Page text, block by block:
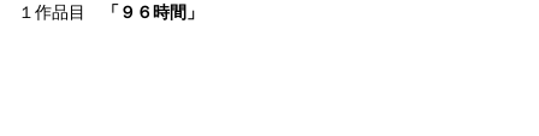
１作品目 「９６時間」